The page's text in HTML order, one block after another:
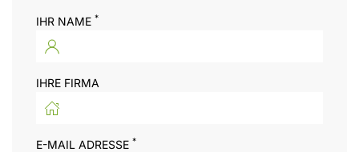
IHR NAME *
IHRE FIRMA
E-MAIL ADRESSE *